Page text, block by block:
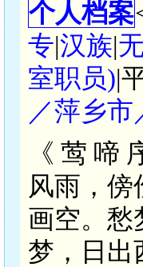
个人档案
专|汉族|
室职员)|
／萍乡市
《 莺
风雨，
画空。
梦，日出